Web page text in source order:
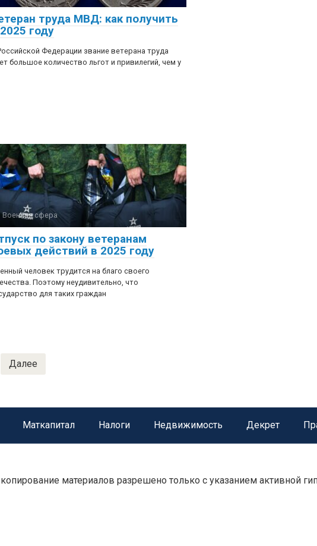
труда МВД: как получить
году
Федерации звание ветерана труда
большое количество льгот и привилегий, чем у
Военная сфера
по закону ветеранам
действий в 2025 году
человек трудится на благо своего
Поэтому неудивительно, что
для таких граждан
Далее
Маткапитал Налоги Недвижимость Декрет
материалов разрешено только с указанием активной